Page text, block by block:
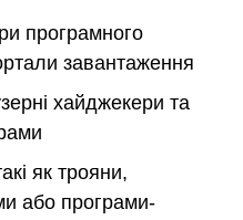
програмного
завантаження
хайджекери та
як трояни,
або програми-